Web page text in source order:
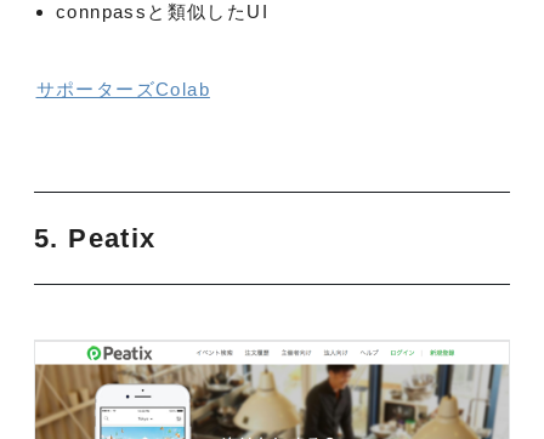
connpassと類似したUI
サポーターズColab
5. Peatix